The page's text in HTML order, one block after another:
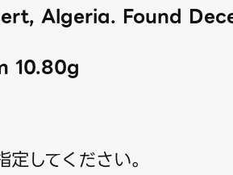
Algeria. Found
10.80g
してください。